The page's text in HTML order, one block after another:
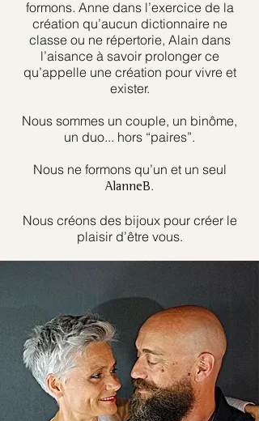
formons. Anne dans l’exercice de la
création qu’aucun dictionnaire ne
classe ou ne répertorie, Alain dans
l’aisance à savoir prolonger ce
qu’appelle une création pour vivre et
exister.
Nous sommes un couple, un binôme,
un duo... hors “paires”.
Nous ne formons qu’un et un seul
AlanneB.
Nous créons des bijoux pour créer le
plaisir d’être vous.